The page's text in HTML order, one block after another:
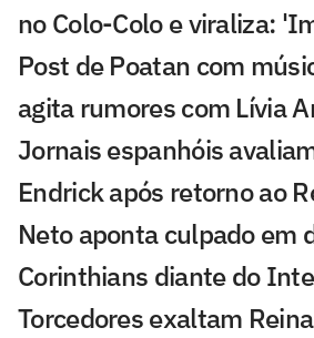
no Colo-Colo e viraliza:
Post de Poatan com
agita rumores com Lívia
Jornais espanhóis
Endrick após retorno ao
Neto aponta culpado em
Corinthians diante do
Torcedores exaltam